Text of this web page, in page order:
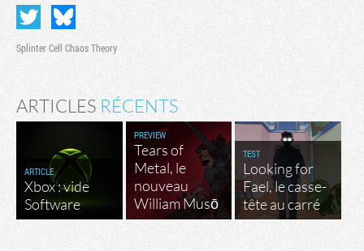
Splinter Cell Chaos Theory
ARTICLES RÉCENTS
ARTICLE
Xbox : vide
Software
PREVIEW
Tears of
Metal, le
nouveau
William Musō
TEST
Looking for
Fael, le casse-
tête au carré
Tribune